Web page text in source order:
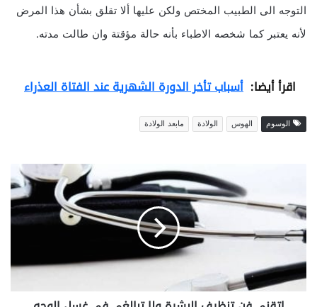
التوجه الى الطبيب المختص ولكن عليها ألا تقلق بشأن هذا المرض
لأنه يعتبر كما شخصه الاطباء بأنه حالة مؤقتة وان طالت مدته.
اقرأ أيضا: أسباب تأخر الدورة الشهرية عند الفتاة العذراء
الوسوم الهوس الولادة مابعد الولادة
ق
ن
ى
ف
ن
ت
ن